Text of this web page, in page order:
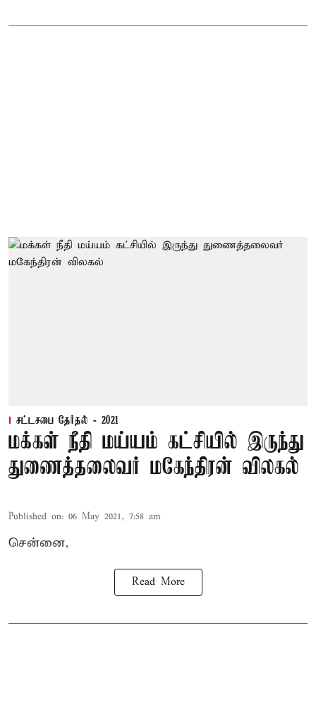
சட்டசபை தேர்தல் - 2021
மக்கள் நீதி மய்யம் கட்சியில் இருந்து
துணைத்தலைவர் மகேந்திரன் விலகல்
Published on: 06 May 2021, 7:58 am
சென்னை,
Read More